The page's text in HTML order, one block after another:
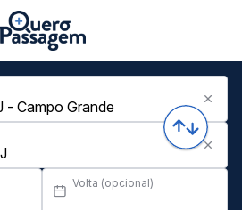
Volta (opcional)